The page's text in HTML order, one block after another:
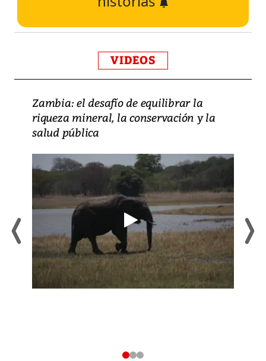
VIDEOS
Zambia: el desafío de equilibrar la
riqueza mineral, la conservación y la
salud pública